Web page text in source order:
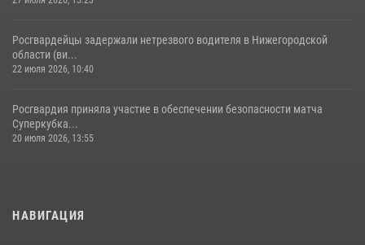
Росгвардейцы задержали нетрезвого водителя в Нижегородской
области (ви...
22 июля 2026, 10:40
Росгвардия приняла участие в обеспечении безопасности матча
Суперкубка...
20 июля 2026, 13:55
НАВИГАЦИЯ